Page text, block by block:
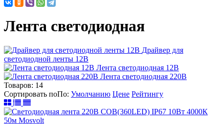
Лента светодиодная
Драйвер для
светодиодной ленты 12В
Лента светодиодная 12В
Лента светодиодная 220В
Товаров: 14
Сортировать поПо: Умолчанию Цене Рейтингу